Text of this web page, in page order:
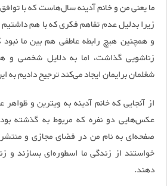
ما یعنی من و خانم آدینه سال‌هاست که با
زیرا بدلیل عدم تفاهم فکری که با هم
و همچنین هیچ رابطه عاطفی هم بین ما
زناشویی گذاشت، اما به دلایل شخصی و
شغلمان برایمان ایجاد می‌کند ترجیح دادیم
از آنجایی که خانم آدینه به ویترین و ظواهر
عکس‌هایی دو نفره که مربوط به گذشته
صفحه‌ای به نام من در فضای مجازی و
خواستند از زندگی ما اسطوره‌ای بسازند و
دهند.